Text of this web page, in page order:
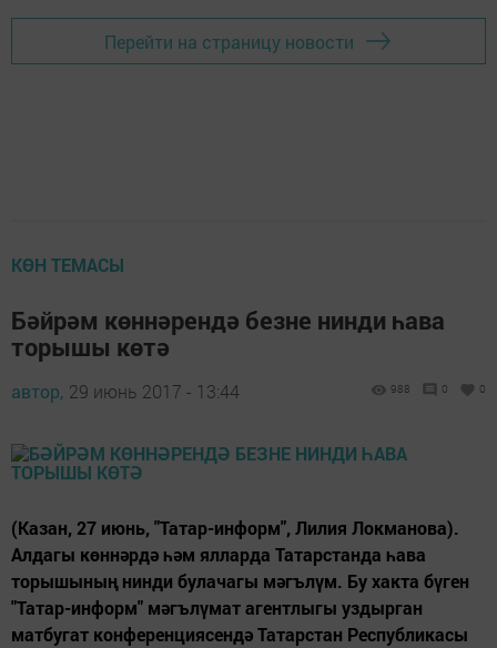
Перейти на страницу новости
КӨН ТЕМАСЫ
Бәйрәм көннәрендә безне нинди һава
торышы көтә
автор, 29 июнь 2017 - 13:44 988 0 0
(Казан, 27 июнь, "Татар-информ", Лилия Локманова).
Алдагы көннәрдә һәм ялларда Татарстанда һава
торышының нинди булачагы мәгълүм. Бу хакта бүген
"Татар-информ" мәгълүмат агентлыгы уздырган
матбугат конференциясендә Татарстан Республикасы